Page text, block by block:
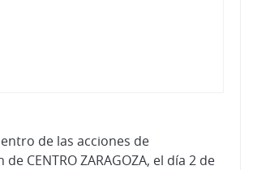
de las acciones de
CENTRO ZARAGOZA, el día 2 de